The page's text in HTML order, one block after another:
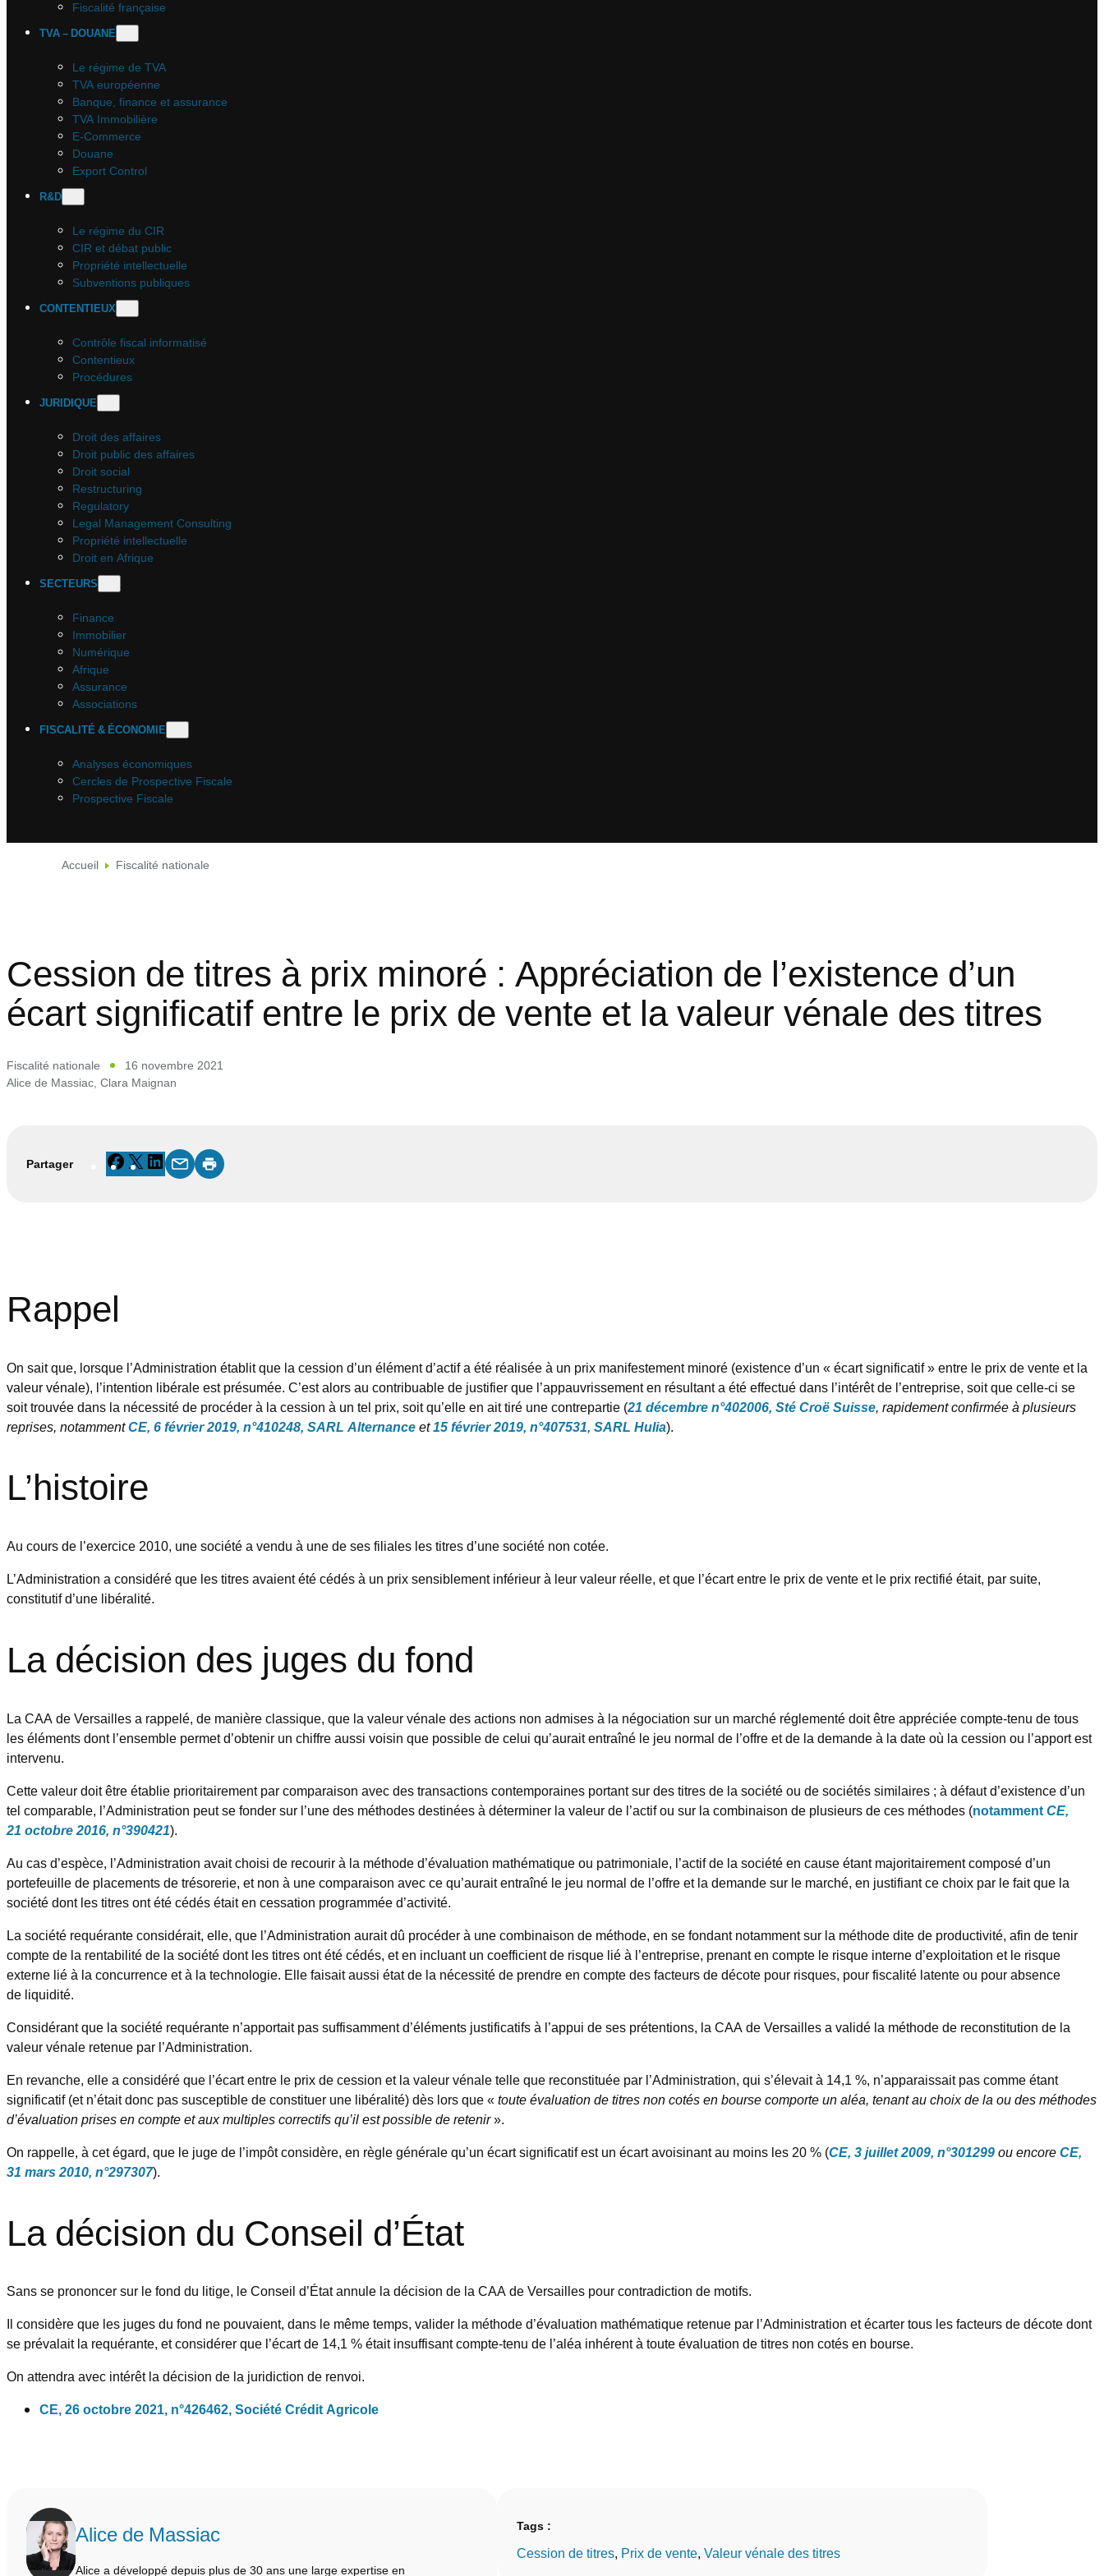
Fiscalité française
TVA – DOUANE
Le régime de TVA
TVA européenne
Banque, finance et assurance
TVA Immobilière
E-Commerce
Douane
Export Control
R&D
Le régime du CIR
CIR et débat public
Propriété intellectuelle
Subventions publiques
CONTENTIEUX
Contrôle fiscal informatisé
Contentieux
Procédures
JURIDIQUE
Droit des affaires
Droit public des affaires
Droit social
Restructuring
Regulatory
Legal Management Consulting
Propriété intellectuelle
Droit en Afrique
SECTEURS
Finance
Immobilier
Numérique
Afrique
Assurance
Associations
FISCALITÉ & ÉCONOMIE
Analyses économiques
Cercles de Prospective Fiscale
Prospective Fiscale
Accueil Fiscalité nationale
Cession de titres à prix minoré : Appréciation de l’existence d’un
écart significatif entre le prix de vente et la valeur vénale des titres
Fiscalité nationale
16 novembre 2021
Alice de Massiac Clara Maignan
Partager Facebook
X LinkedIn
Rappel
On sait que, lorsque l’Administration établit que la cession d’un élément d’actif a été réalisée à un prix manifestement minoré (existence d’un « écart significatif » entre le prix de vente et la
valeur vénale), l’intention libérale est présumée. C’est alors au contribuable de justifier que l’appauvrissement en résultant a été effectué dans l’intérêt de l’entreprise, soit que celle-ci se
soit trouvée dans la nécessité de procéder à la cession à un tel prix, soit qu’elle en ait tiré une contrepartie (21 décembre n°402006, Sté Croë Suisse, rapidement confirmée à plusieurs
reprises, notammentCE, 6 février 2019, n°410248, SARL Alternanceet15 février 2019, n°407531, SARL Hulia).
L’histoire
Au cours de l’exercice 2010, une société a vendu à une de ses filiales les titres d’une société non cotée.
L’Administration a considéré que les titres avaient été cédés à un prix sensiblement inférieur à leur valeur réelle, et que l’écart entre le prix de vente et le prix rectifié était, par suite,
constitutif d’une libéralité.
La décision des juges du fond
La CAA de Versailles a rappelé, de manière classique, que la valeur vénale des actions non admises à la négociation sur un marché réglementé doit être appréciée compte-tenu de tous
les éléments dont l’ensemble permet d’obtenir un chiffre aussi voisin que possible de celui qu’aurait entraîné le jeu normal de l’offre et de la demande à la date où la cession ou l’apport est
intervenu.
Cette valeur doit être établie prioritairement par comparaison avec des transactions contemporaines portant sur des titres de la société ou de sociétés similaires ; à défaut d’existence d’un
tel comparable, l’Administration peut se fonder sur l’une des méthodes destinées à déterminer la valeur de l’actif ou sur la combinaison de plusieurs de ces méthodes (notammentCE,
21 octobre 2016, n°390421).
Au cas d’espèce, l’Administration avait choisi de recourir à la méthode d’évaluation mathématique ou patrimoniale, l’actif de la société en cause étant majoritairement composé d’un
portefeuille de placements de trésorerie, et non à une comparaison avec ce qu’aurait entraîné le jeu normal de l’offre et la demande sur le marché, en justifiant ce choix par le fait que la
société dont les titres ont été cédés était en cessation programmée d’activité.
La société requérante considérait, elle, que l’Administration aurait dû procéder à une combinaison de méthode, en se fondant notamment sur la méthode dite de productivité, afin de tenir
compte de la rentabilité de la société dont les titres ont été cédés, et en incluant un coefficient de risque lié à l’entreprise, prenant en compte le risque interne d’exploitation et le risque
externe lié à la concurrence et à la technologie. Elle faisait aussi état de la nécessité de prendre en compte des facteurs de décote pour risques, pour fiscalité latente ou pour absence
de liquidité.
Considérant que la société requérante n’apportait pas suffisamment d’éléments justificatifs à l’appui de ses prétentions, la CAA de Versailles a validé la méthode de reconstitution de la
valeur vénale retenue par l’Administration.
En revanche, elle a considéré que l’écart entre le prix de cession et la valeur vénale telle que reconstituée par l’Administration, qui s’élevait à 14,1 %, n’apparaissait pas comme étant
significatif (et n’était donc pas susceptible de constituer une libéralité) dès lors que «toute évaluation de titres non cotés en bourse comporte un aléa, tenant au choix de la ou des méthodes
d’évaluation prises en compte et aux multiples correctifs qu’il est possible de retenir».
On rappelle, à cet égard, que le juge de l’impôt considère, en règle générale qu’un écart significatif est un écart avoisinant au moins les 20 % (CE, 3 juillet 2009, n°301299ou encoreCE,
31 mars 2010, n°297307).
La décision du Conseil d’État
Sans se prononcer sur le fond du litige, le Conseil d’État annule la décision de la CAA de Versailles pour contradiction de motifs.
Il considère que les juges du fond ne pouvaient, dans le même temps, valider la méthode d’évaluation mathématique retenue par l’Administration et écarter tous les facteurs de décote dont
se prévalait la requérante, et considérer que l’écart de 14,1 % était insuffisant compte-tenu de l’aléa inhérent à toute évaluation de titres non cotés en bourse.
On attendra avec intérêt la décision de la juridiction de renvoi.
CE, 26 octobre 2021, n°426462, Société Crédit Agricole
Alice de Massiac
Alice a développé depuis plus de 30 ans une large expertise en
Tags :
Cession de titres, Prix de vente, Valeur vénale des titres